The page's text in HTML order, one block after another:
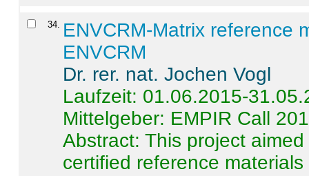
34. ENVCRM-Matrix reference
ENVCRM
Dr. rer. nat. Jochen Vogl
Laufzeit: 01.06.2015-
Mittelgeber: EMPIR Call
Abstract:This project
certified reference